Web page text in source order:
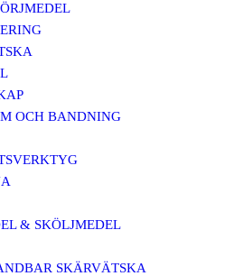
OCH BANDNING
& SKÖLJMEDEL
SKÄRVÄTSKA